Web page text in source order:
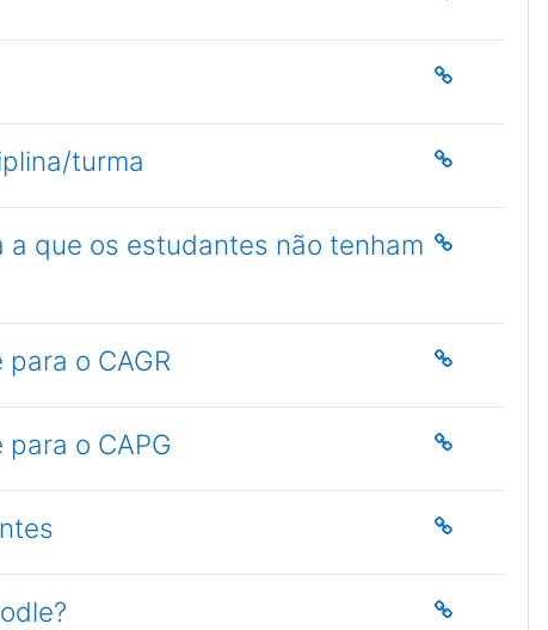
turma
que os estudantes não tenham
o CAGR
o CAPG